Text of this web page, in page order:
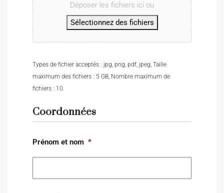
Déposer les fichiers ici ou
Sélectionnez des fichiers
Types de fichier acceptés : jpg, png, pdf, jpeg, Taille
maximum des fichiers : 5 GB, Nombre maximum de
fichiers : 10.
Coordonnées
Prénom et nom *